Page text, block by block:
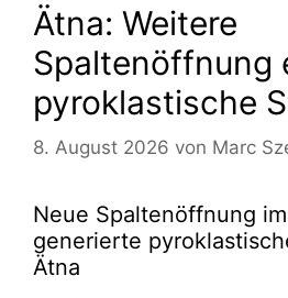
Ätna: Weitere
Spaltenöffnung
pyroklastische
8. August 2026 von Marc
Neue Spaltenöffnung
generierte
Ätna